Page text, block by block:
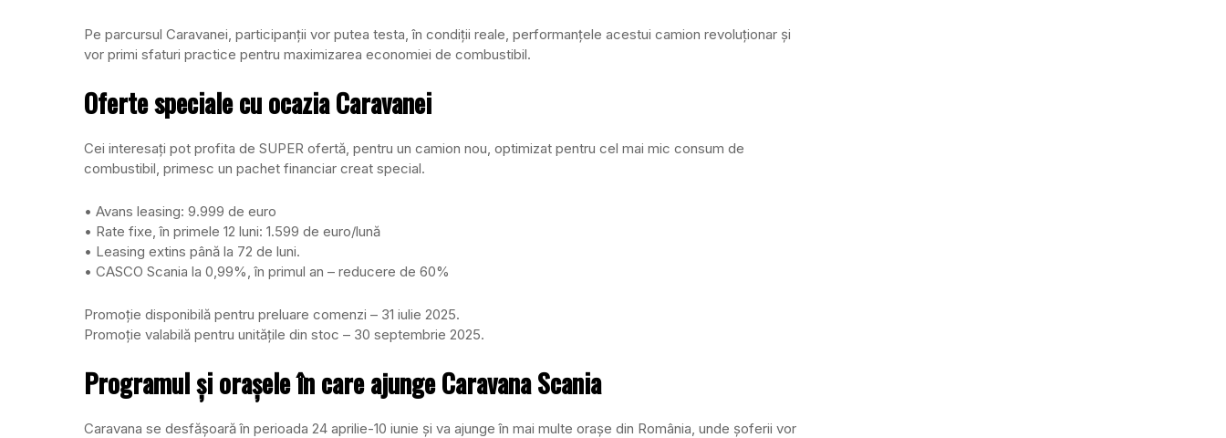
Pe parcursul Caravanei, participanții vor putea testa, în condiții reale, performanțele acestui camion revoluționar și
vor primi sfaturi practice pentru maximizarea economiei de combustibil.
Oferte speciale cu ocazia Caravanei
Cei interesați pot profita de SUPER ofertă, pentru un camion nou, optimizat pentru cel mai mic consum de
combustibil, primesc un pachet financiar creat special.
• Avans leasing: 9.999 de euro
• Rate fixe, în primele 12 luni: 1.599 de euro/lună
• Leasing extins până la 72 de luni.
• CASCO Scania la 0,99%, în primul an – reducere de 60%
Promoție disponibilă pentru preluare comenzi – 31 iulie 2025.
Promoție valabilă pentru unitățile din stoc – 30 septembrie 2025.
Programul și orașele în care ajunge Caravana Scania
Caravana se desfășoară în perioada 24 aprilie-10 iunie și va ajunge în mai multe orașe din România, unde șoferii vor